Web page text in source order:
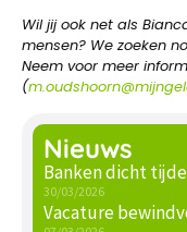
Wil jij ook net als
mensen? We zoeken
Neem voor meer
(
Nieuws
Banken dicht
30/03/2026
Vacature